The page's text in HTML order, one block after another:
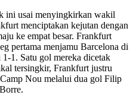
ini usai menyingkirkan wakil
menciptakan kejutan dengan
ke empat besar. Frankfurt
pertama menjamu Barcelona di
1. Satu gol mereka dicetak
tersingkir, Frankfurt justru
Nou melalui dua gol Filip